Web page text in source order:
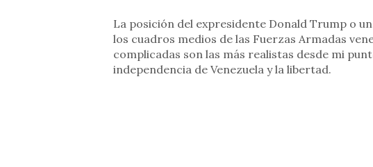
La posición del expresidente Donald Trump o
los cuadros medios de las Fuerzas Armadas
complicadas son las más realistas desde mi
independencia de Venezuela y la libertad.